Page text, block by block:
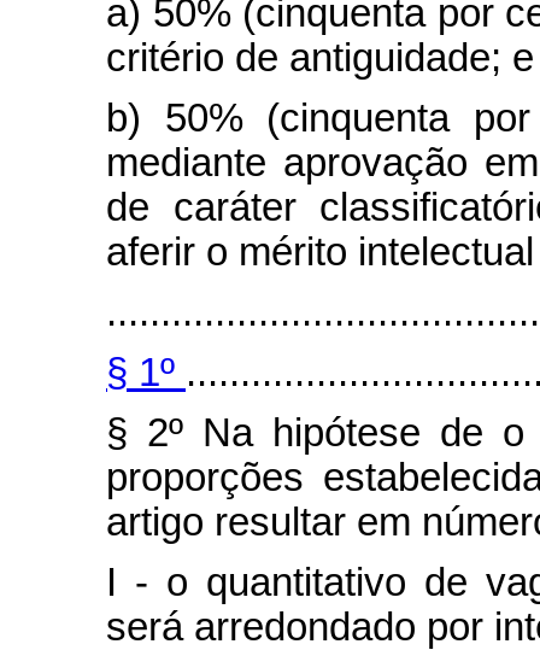
a) 50% (cinquenta por
critério de antiguidade; e
b) 50% (cinquenta
mediante aprovação
de caráter
aferir o mérito
§ 1º
§ 2º Na hipótese de o
proporções
artigo resultar em
I - o quantitativo de
será arredondado por